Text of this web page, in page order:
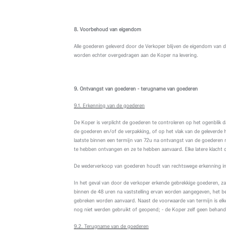
8. Voorbehoud van eigendom
Alle goederen geleverd door de Verkoper blijven de eigendom
worden echter overgedragen aan de Koper na levering.
9. Ontvangst van goederen - terugname van goederen
9.1. Erkenning van de goederen
De Koper is verplicht de goederen te controleren op het ogenblik
de goederen en/of de verpakking, of op het vlak van de
laatste binnen een termijn van 72u na ontvangst van de
te hebben ontvangen en ze te hebben aanvaard. Elke latere
De wederverkoop van goederen houdt van rechtswege erkenning
In het geval van door de verkoper erkende gebrekkige goederen,
binnen de 48 uren na vaststelling ervan worden aangegeven, het
gebreken worden aanvaard. Naast de voorwaarde van termijn is
nog niet werden gebruikt of geopend; - de Koper zelf geen
9.2. Terugname van de goederen